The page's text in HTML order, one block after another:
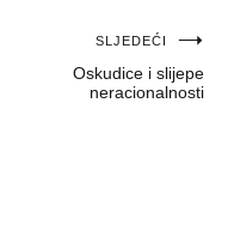
SLJEDEĆI
Oskudice i slijepe
neracionalnosti